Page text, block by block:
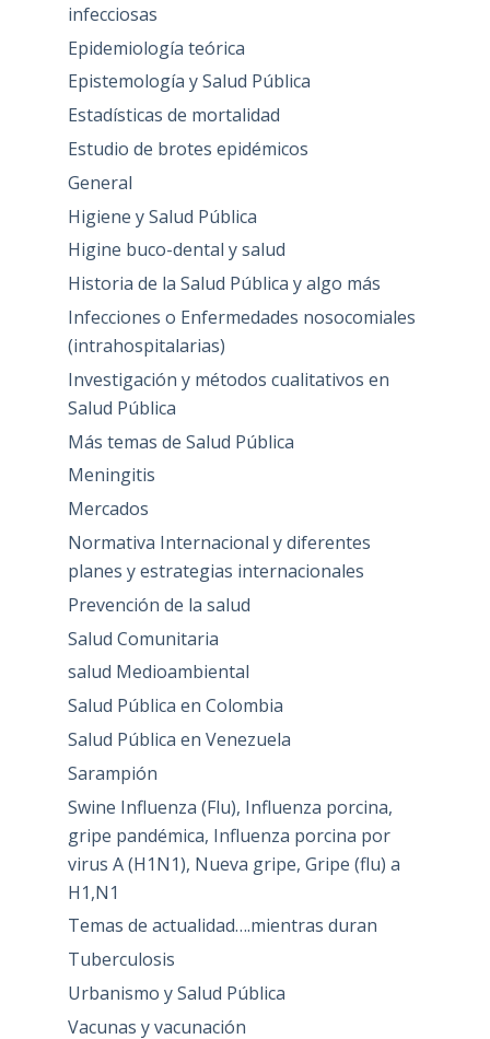
infecciosas
Epidemiología teórica
Epistemología y Salud Pública
Estadísticas de mortalidad
Estudio de brotes epidémicos
General
Higiene y Salud Pública
Higine buco-dental y salud
Historia de la Salud Pública y algo más
Infecciones o Enfermedades nosocomiales
(intrahospitalarias)
Investigación y métodos cualitativos en
Salud Pública
Más temas de Salud Pública
Meningitis
Mercados
Normativa Internacional y diferentes
planes y estrategias internacionales
Prevención de la salud
Salud Comunitaria
salud Medioambiental
Salud Pública en Colombia
Salud Pública en Venezuela
Sarampión
Swine Influenza (Flu), Influenza porcina,
gripe pandémica, Influenza porcina por
virus A (H1N1), Nueva gripe, Gripe (flu) a
H1,N1
Temas de actualidad….mientras duran
Tuberculosis
Urbanismo y Salud Pública
Vacunas y vacunación